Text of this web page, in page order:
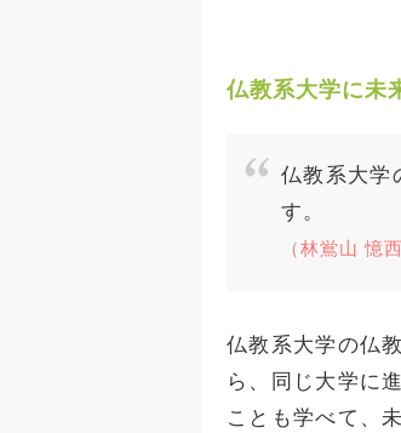
仏教系大学に未
仏教系大学
す。
（林鴬山 憶
仏教系大学の仏
ら、同じ大学に
ことも学べて、